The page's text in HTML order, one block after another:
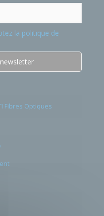
la politique de
Fibres Optiques